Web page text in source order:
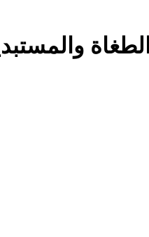
(2) المعاناة حظ مكيافيلي